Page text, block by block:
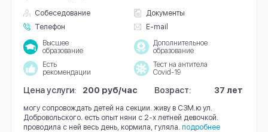
Собеседование
Документы
Телефон
E-mail
Высшее
образование
Дополнительное
образование
Есть
рекомендации
Тест на антитела
Covid-19
Цена услуги: 200 руб/час Возраст: 37 лет
могу сопровождать детей на секции. живу в СЗМ.ю ул.
Добровольского. есть опыт няни с 2-х летней девочкой.
проводила с ней весь день, кормила, гуляла. подробнее